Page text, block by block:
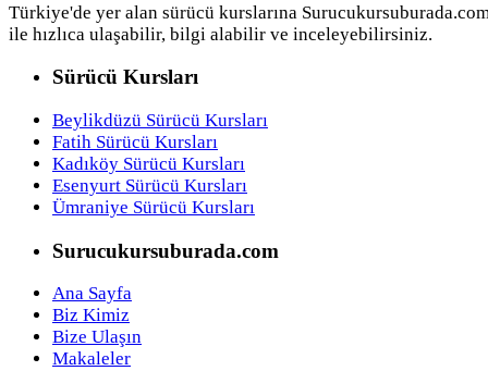
Türkiye'de yer alan sürücü kurslarına
ile hızlıca ulaşabilir, bilgi alabilir ve inceleyebilirsiniz.
Sürücü Kursları
Beylikdüzü Sürücü Kursları
Fatih Sürücü Kursları
Kadıköy Sürücü Kursları
Esenyurt Sürücü Kursları
Ümraniye Sürücü Kursları
Surucukursuburada.com
Ana Sayfa
Biz Kimiz
Bize Ulaşın
Makaleler